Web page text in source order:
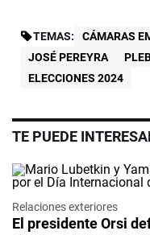
TEMAS: CÁMARAS
JOSÉ PEREYRA
ELECCIONES 2024
TE PUEDE
Relaciones exteriores
El presidente Orsi